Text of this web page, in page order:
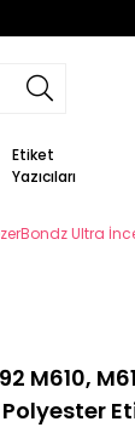
Etiket
Yazıcıları
Ultra
M610,